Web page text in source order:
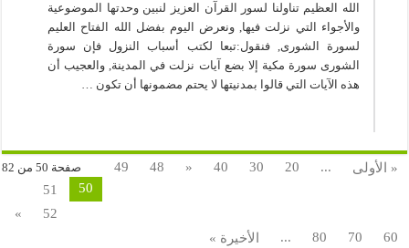
الله العظيم تناولنا لسور القرآن العزيز لنبين وحدتها الموضوعية
والأجواء التي نزلت فيها, ونعرض اليوم بفضل الله الفتاح العليم
لسورة الشورى, فنقول:تبعا لكتب أسباب النزول فإن سورة
الشورى سورة مكية إلا بضع آيات نزلت في المدينة, والعجيب أن
هذه الآيات التي قالوا بمدنيتها لا يحتم مضمونها أن تكون …
صفحة 50 من 82 « الأولى ...
20
30
40
«
48
49
50
51
52
»
60
70
80
... الأخيرة »